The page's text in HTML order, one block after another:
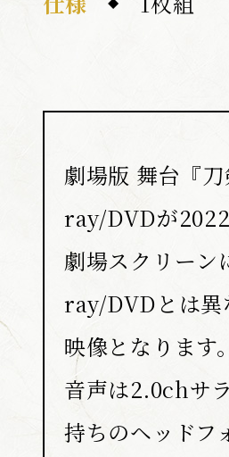
劇場版 舞台『
ray/DVDが
劇場スクリー
ray/DVDとは異
映像となります。
音声は2.0chサ
持ちのヘッドフ